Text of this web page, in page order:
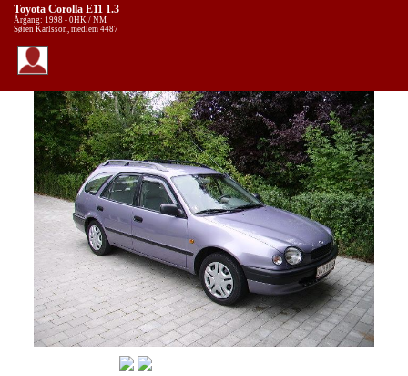
Toyota Corolla E11 1.3
Årgang: 1998 - 0HK / NM
Søren Karlsson, medlem 4487